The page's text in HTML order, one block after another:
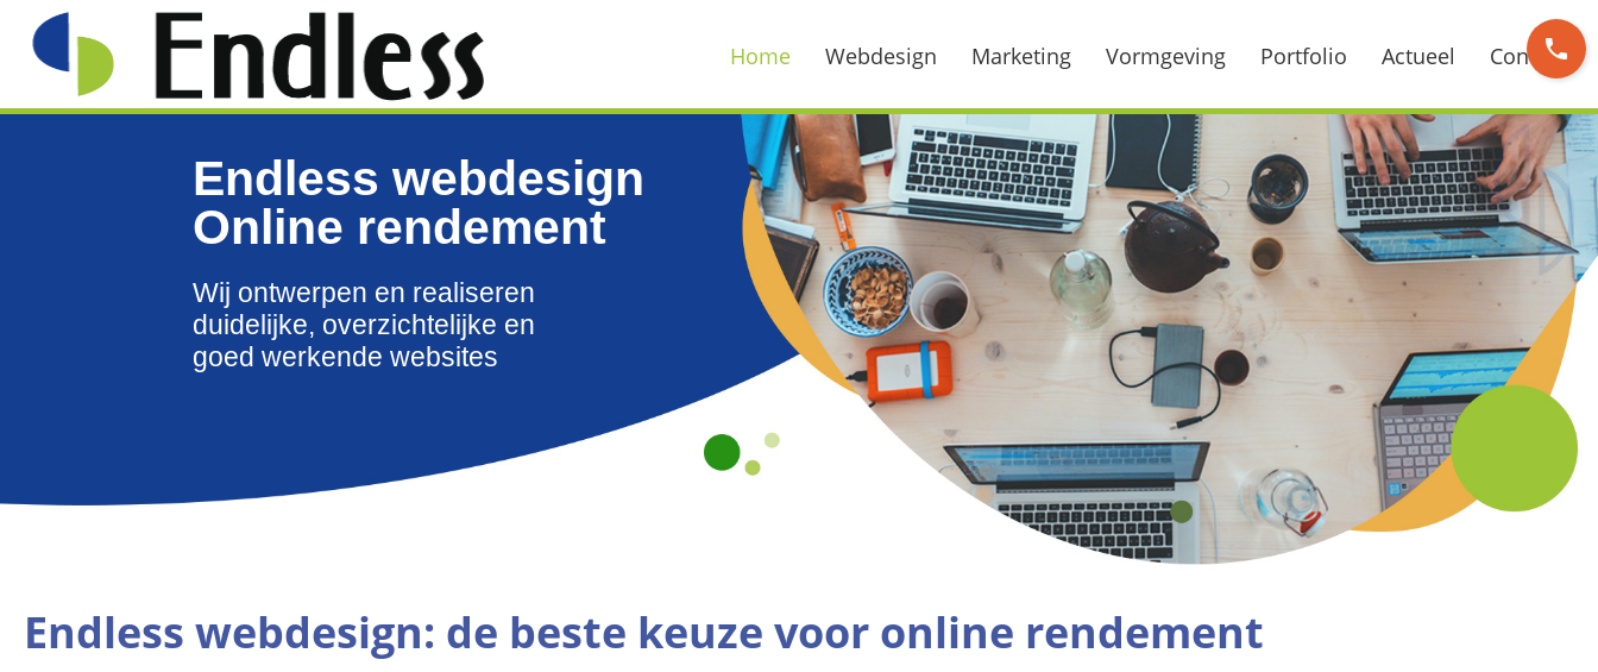
phone
phone0321-336 321
Home Webdesign Marketing Vormgeving Portfolio Actueel Contact
Endless webdesign
Online rendement
Wij ontwerpen en realiseren
duidelijke, overzichtelijke en
goed werkende websites
Endless webdesign: de beste keuze voor online rendement